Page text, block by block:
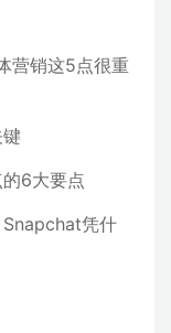
营销这5点很重
6大要点
凭什